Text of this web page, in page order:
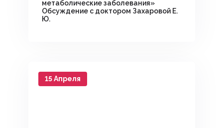
метаболические заболевания»
Обсуждение с доктором Захаровой Е.
Ю.
15 Апреля